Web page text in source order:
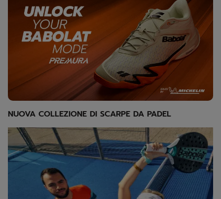
NUOVA COLLEZIONE DI SCARPE DA PADEL
Discover our rackets